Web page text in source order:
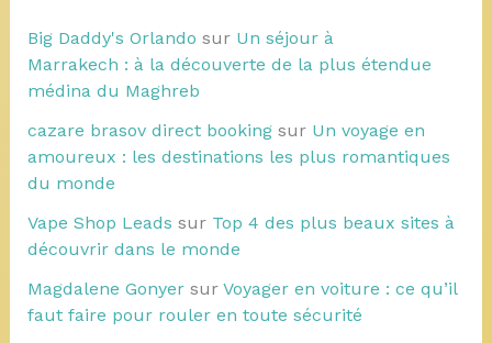
Big Daddy's Orlando sur Un séjour à
Marrakech : à la découverte de la plus étendue
médina du Maghreb
cazare brasov direct bookingsur Un voyage en
amoureux : les destinations les plus romantiques
du monde
Vape Shop Leads sur Top 4 des plus beaux sites à
découvrir dans le monde
Magdalene Gonyersur Voyager en voiture : ce qu’il
faut faire pour rouler en toute sécurité